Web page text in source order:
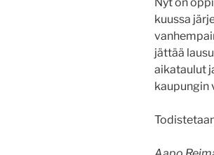
kuussa
jättää
aikataulut
kaupungin